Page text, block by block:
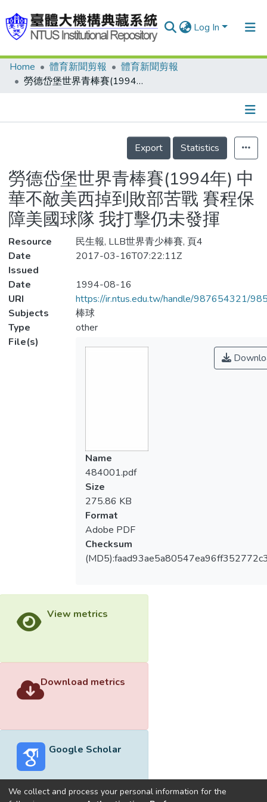
Log In
Communities & Collections
Statistics
Home 體育新聞剪報
體育新聞剪報
勞德岱堡世界青棒賽(1994年) 中華不敵美西掉到敗部苦戰 賽程保障美國球隊 我打擊仍未發揮
Details
Export
Statistics
勞德岱堡世界青棒賽(1994年) 中
華不敵美西掉到敗部苦戰 賽程保
障美國球隊 我打擊仍未發揮
Resource
民生報, LLB世界青少棒賽, 頁4
Date
Issued
2017-03-16T07:22:11Z
Date
1994-08-16
URI
https://ir.ntus.edu.tw/handle/987654321/
Subjects
棒球
Type
other
File(s)
Name
484001.pdf
Size
275.86 KB
Format
Adobe PDF
Checksum
View metrics
Download metrics
Google Scholar
We collect and process your personal information for the